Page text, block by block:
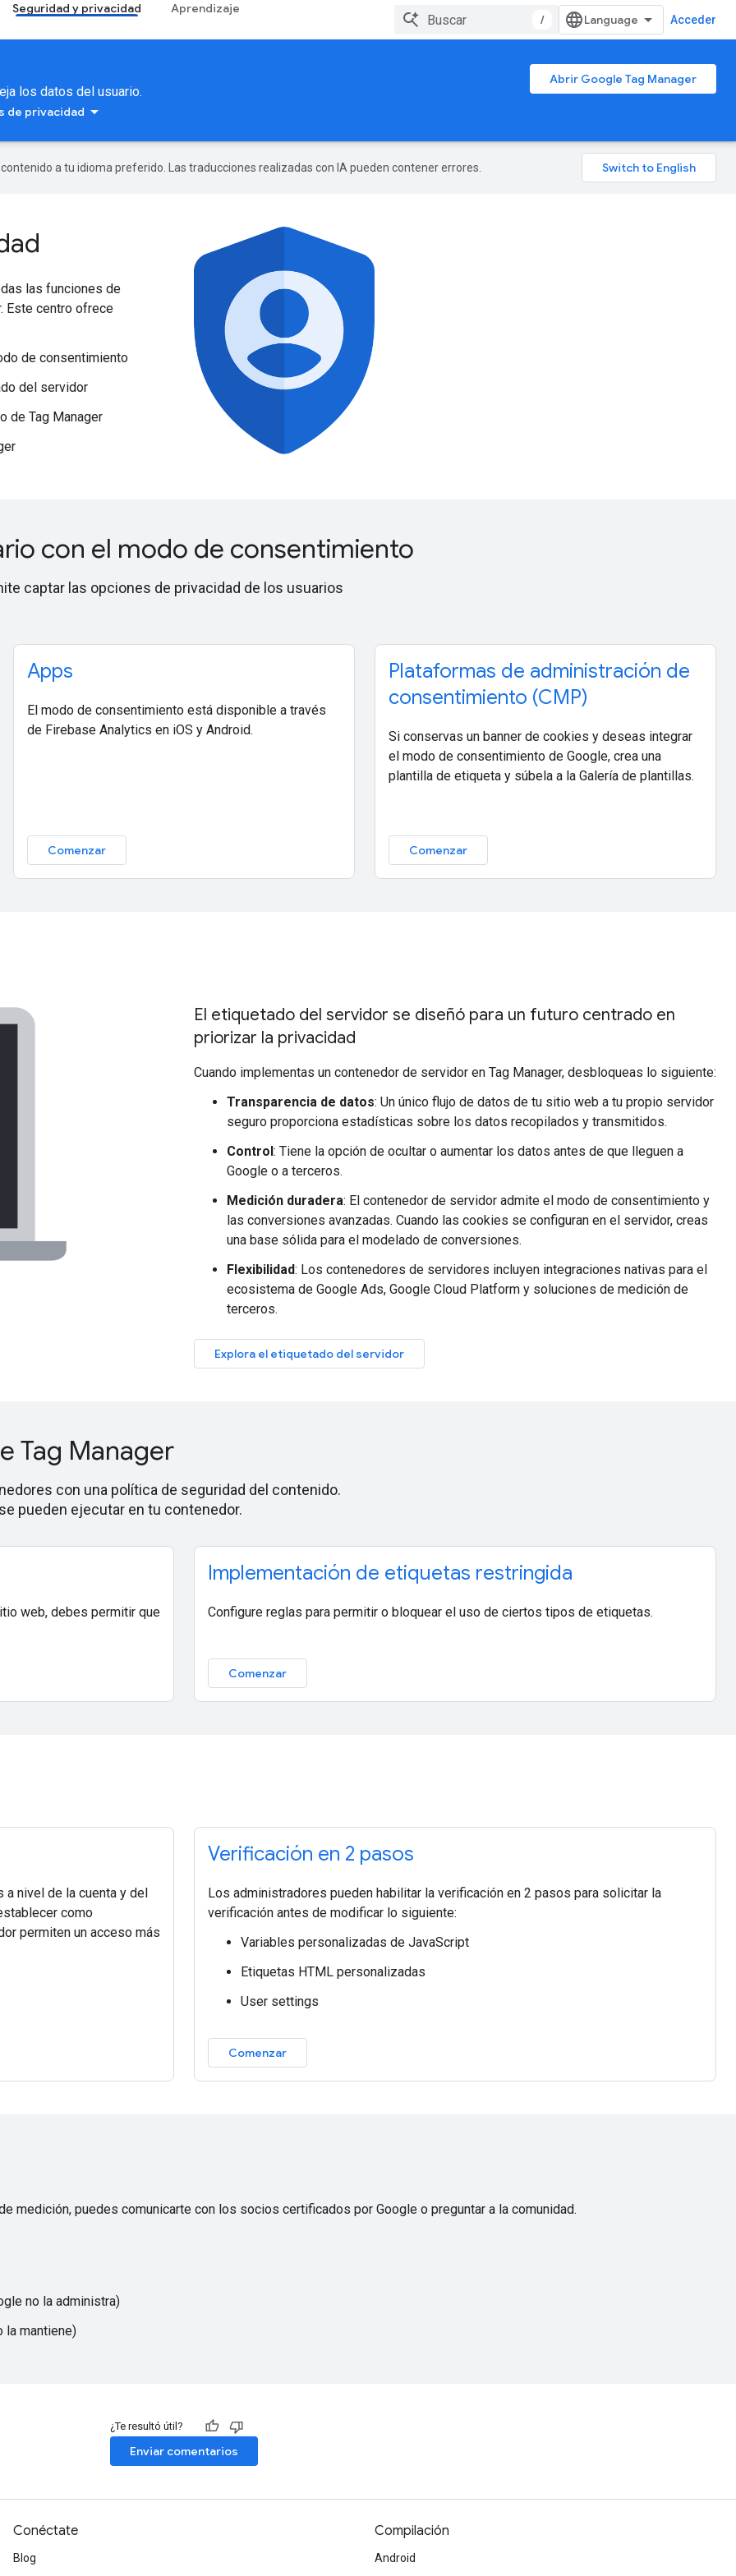
Seguridad y privacidad Aprendizaje
/ Acceder
los datos del usuario.
Abrir Google Tag Manager
de privacidad
a tu idioma preferido. Las traducciones realizadas con IA pueden contener errores.
las funciones de
Este centro ofrece
de consentimiento
del servidor
de Tag Manager
con el modo de consentimiento
captar las opciones de privacidad de los usuarios
Apps
El modo de consentimiento está disponible a través
de Firebase Analytics en iOS y Android.
Comenzar
Plataformas de administración de
consentimiento (CMP)
Si conservas un banner de cookies y deseas integrar
el modo de consentimiento de Google, crea una
plantilla de etiqueta y súbela a la Galería de plantillas.
Comenzar
El etiquetado del servidor se diseñó para un futuro centrado en
priorizar la privacidad
Cuando implementas un contenedor de servidor en Tag Manager, desbloqueas lo siguiente:
Transparencia de datos: Un único flujo de datos de tu sitio web a tu propio servidor
seguro proporciona estadísticas sobre los datos recopilados y transmitidos.
Control: Tiene la opción de ocultar o aumentar los datos antes de que lleguen a
Google o a terceros.
Medición duradera: El contenedor de servidor admite el modo de consentimiento y
las conversiones avanzadas. Cuando las cookies se configuran en el servidor, creas
una base sólida para el modelado de conversiones.
Flexibilidad: Los contenedores de servidores incluyen integraciones nativas para el
ecosistema de Google Ads, Google Cloud Platform y soluciones de medición de
terceros.
Explora el etiquetado del servidor
Tag Manager
con una política de seguridad del contenido.
pueden ejecutar en tu contenedor.
web, debes permitir que
Implementación de etiquetas restringida
Configure reglas para permitir o bloquear el uso de ciertos tipos de etiquetas.
Comenzar
a nivel de la cuenta y del
como
permiten un acceso más
Verificación en 2 pasos
Los administradores pueden habilitar la verificación en 2 pasos para solicitar la
verificación antes de modificar lo siguiente:
Variables personalizadas de JavaScript
Etiquetas HTML personalizadas
User settings
Comenzar
medición, puedes comunicarte con los socios certificados por Google o preguntar a la comunidad.
no la administra)
la mantiene)
¿Te resultó útil?
Enviar comentarios
Conéctate
Blog
Compilación
Android